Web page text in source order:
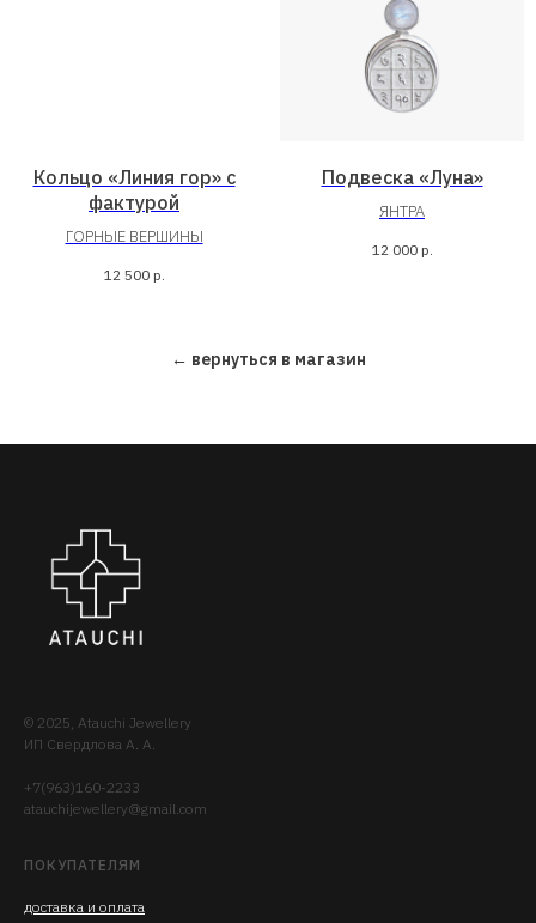
Кольцо «Линия гор» с
фактурой
ГОРНЫЕ ВЕРШИНЫ
12 500 р.
Подвеска «Луна»
ЯНТРА
12 000 р.
← вернуться в магазин
© 2025, Atauchi Jewellery
ИП Свердлова А. А.
+7(963)160-2233
atauchijewellery@gmail.com
ПОКУПАТЕЛЯМ
доставка и оплата